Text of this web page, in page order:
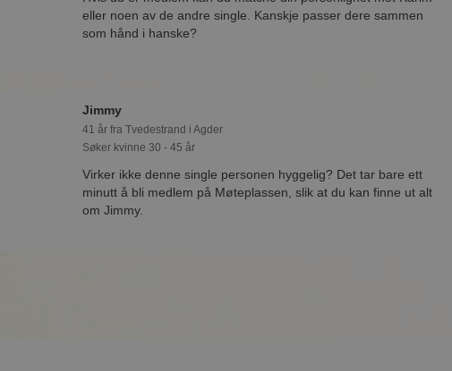
eller noen av de andre single. Kanskje passer dere sammen
som hånd i hanske?
Jimmy
41 år fra Tvedestrand i Agder
Søker kvinne 30 - 45 år
Virker ikke denne single personen hyggelig? Det tar bare ett
minutt å bli medlem på Møteplassen, slik at du kan finne ut alt
om Jimmy.